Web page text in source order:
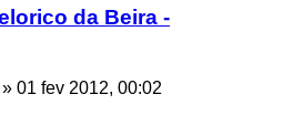
da Beira -
» 01 fev 2012, 00:02